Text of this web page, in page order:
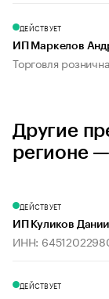
ДЕЙСТВУЕТ
ИП Маркелов
Торговля
Другие
регионе
ДЕЙСТВУЕТ
ИП Куликов
ИНН:
ДЕЙСТВУЕТ